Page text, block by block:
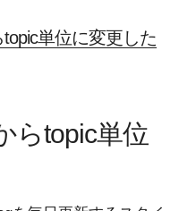
単位に変更した
らtopic単位